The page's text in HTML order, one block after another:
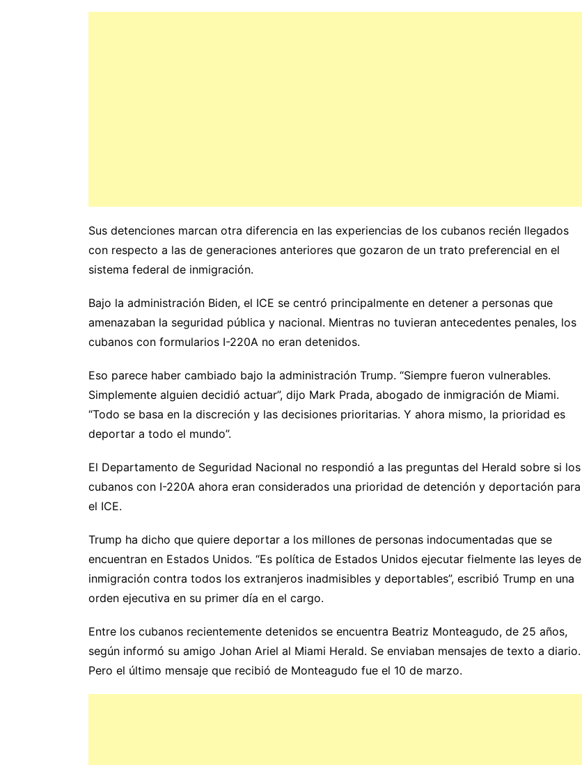
Sus detenciones marcan otra diferencia en las experiencias de los cubanos recién llegados
con respecto a las de generaciones anteriores que gozaron de un trato preferencial en el
sistema federal de inmigración.
Bajo la administración Biden, el ICE se centró principalmente en detener a personas que
amenazaban la seguridad pública y nacional. Mientras no tuvieran antecedentes penales, los
cubanos con formularios I-220A no eran detenidos.
Eso parece haber cambiado bajo la administración Trump. “Siempre fueron vulnerables.
Simplemente alguien decidió actuar”, dijo Mark Prada, abogado de inmigración de Miami.
“Todo se basa en la discreción y las decisiones prioritarias. Y ahora mismo, la prioridad es
deportar a todo el mundo”.
El Departamento de Seguridad Nacional no respondió a las preguntas del Herald sobre si los
cubanos con I-220A ahora eran considerados una prioridad de detención y deportación para
el ICE.
Trump ha dicho que quiere deportar a los millones de personas indocumentadas que se
encuentran en Estados Unidos. “Es política de Estados Unidos ejecutar fielmente las leyes de
inmigración contra todos los extranjeros inadmisibles y deportables”, escribió Trump en una
orden ejecutiva en su primer día en el cargo.
Entre los cubanos recientemente detenidos se encuentra Beatriz Monteagudo, de 25 años,
según informó su amigo Johan Ariel al Miami Herald. Se enviaban mensajes de texto a diario.
Pero el último mensaje que recibió de Monteagudo fue el 10 de marzo.